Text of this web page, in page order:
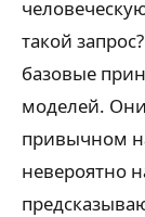
такой
базовые
моделей.
привычном
невероятно